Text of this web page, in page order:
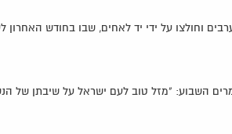
עם ערבים וחולצו על ידי יד לאחים, שבו בחודש
השבוע: "מזל טוב לעם ישראל על שיבתן של